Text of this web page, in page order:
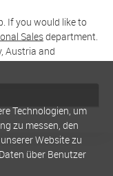
If you would like to
Salesdepartment.
Austria and
Technologien, um
zu messen, den
Website zu
über Benutzer